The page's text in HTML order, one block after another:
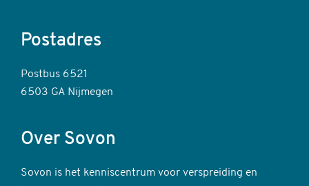
Postadres
Postbus 6521
6503 GA Nijmegen
Over Sovon
Sovon is het kenniscentrum voor verspreiding en